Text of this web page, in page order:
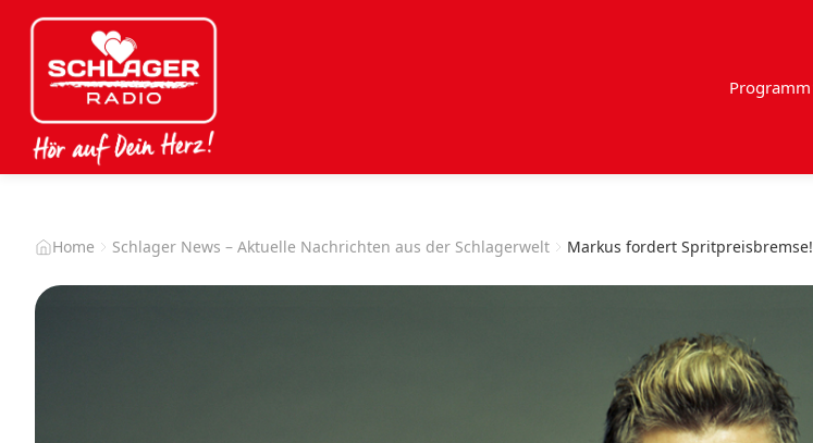
Programm
Home Schlager News – Aktuelle Nachrichten aus der Schlagerwelt Markus fordert Spritpreisbremse!